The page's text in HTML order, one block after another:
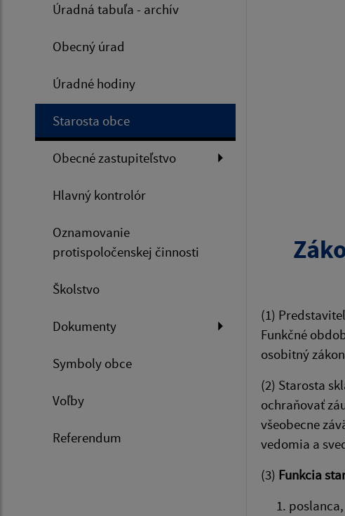
Úradná tabuľa - archív
Obecný úrad
Úradné hodiny
Starosta obce
Obecné zastupiteľstvo
Hlavný kontrolór
Oznamovanie
protispoločenskej činnosti
Školstvo
Dokumenty
Symboly obce
Voľby
Referendum
(1)
Funkčné
osobitný
(2) Starosta
ochraňovať
všeobecne
vedomia a
(3) Funkcia
poslanca,